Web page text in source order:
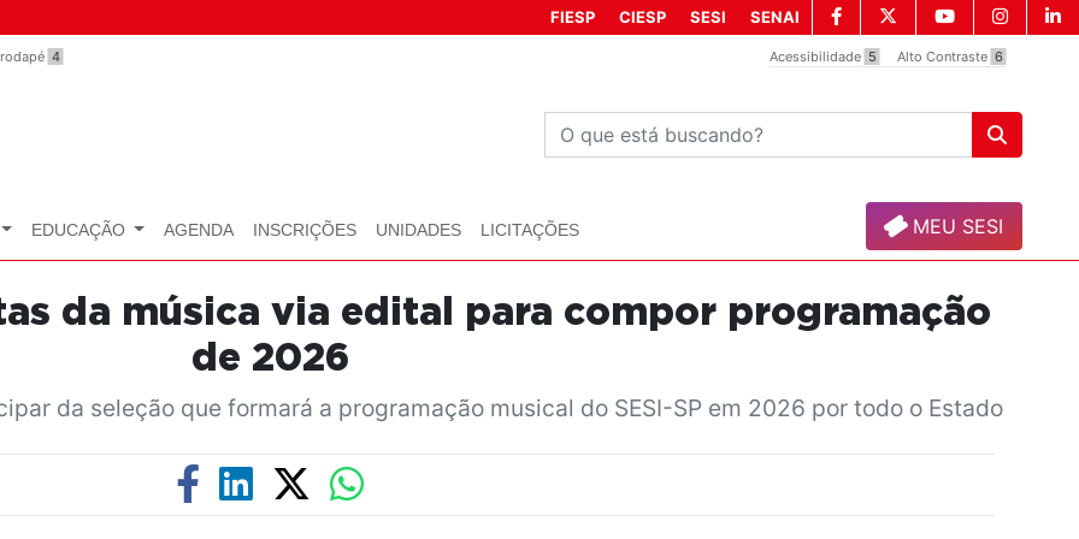
4 Acessibilidade 5 Alto Contraste 6
FIESP CIESP SESI SENAI
EDUCAÇÃO AGENDA INSCRIÇÕES UNIDADES LICITAÇÕES MEU SESI
da música via edital para compor programação
de 2026
da seleção que formará a programação musical do SESI-SP em 2026 por todo o Estado